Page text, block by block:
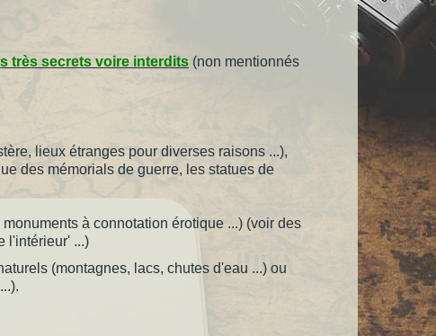
très secrets voire interdits (non mentionnés
lieux étranges pour diverses raisons ...),
que des mémorials de guerre, les statues de
monuments à connotation érotique ...) (voir des
...)
(montagnes, lacs, chutes d'eau ...) ou